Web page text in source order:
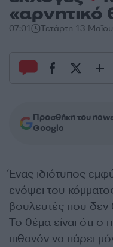
«αρνητικό
07:01 Τετάρτη 13
Προσθήκη του
Google
Ένας ιδιότυπος
ενόψει του
βουλευτές που δεν
Το θέμα είναι ότι
πιθανόν να πάρει